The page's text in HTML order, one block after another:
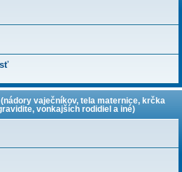
(nádory vaječníkov, tela maternice, krčka
vonkajších rodidiel a iné)